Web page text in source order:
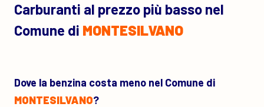
Carburanti al prezzo più basso nel
Comune di MONTESILVANO
Dove la benzina costa meno nel Comune di
MONTESILVANO?